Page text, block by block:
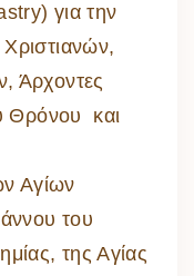
για την
Άρχοντες
Θρόνου και
Αγίων
του
της Αγίας